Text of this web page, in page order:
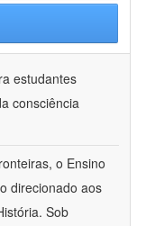
estudantes
consciência
o Ensino
direcionado aos
Sob